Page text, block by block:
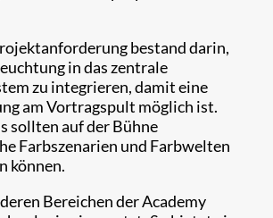
bestand darin,
in das zentrale
zu integrieren, damit eine
am Vortragspult möglich ist.
sollten auf der Bühne
Farbszenarien und Farbwelten
können.
Bereichen der Academy